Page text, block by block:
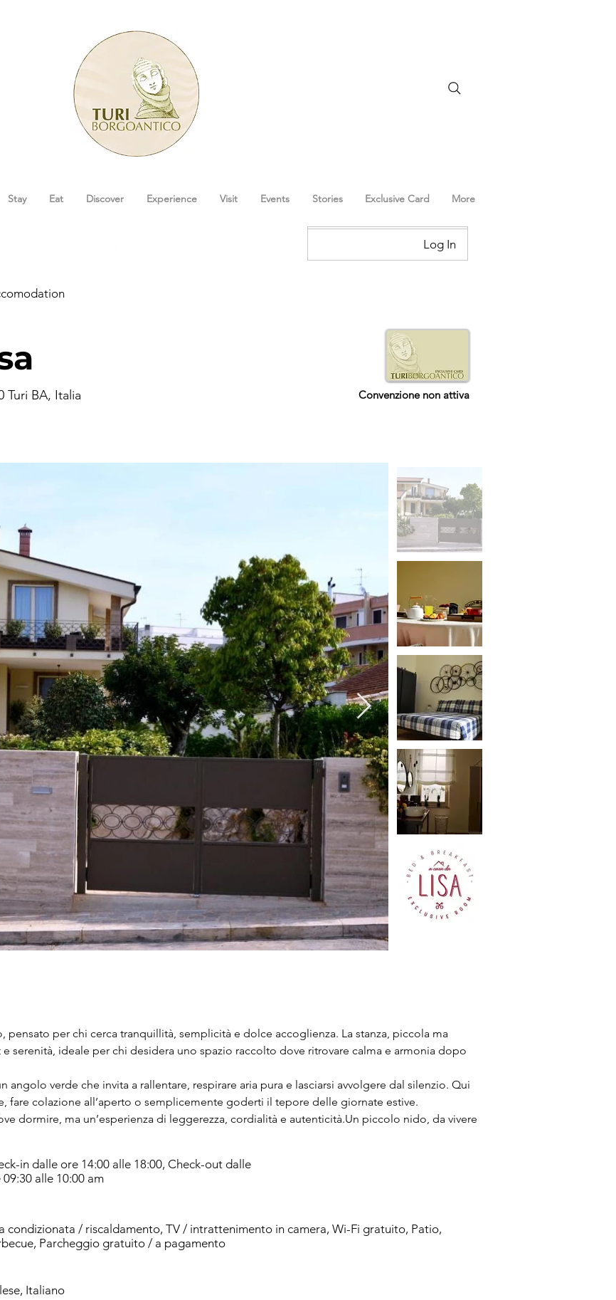
Stay Eat Discover Experience Visit Events Stories Exclusive Card More
Log In
Turi BA, Italia Convenzione non attiva
pensato per chi cerca tranquillità, semplicità e dolce accoglienza. La stanza, piccola ma
serenità, ideale per chi desidera uno spazio raccolto dove ritrovare calma e armonia dopo
angolo verde che invita a rallentare, respirare aria pura e lasciarsi avvolgere dal silenzio. Qui
fare colazione all’aperto o semplicemente goderti il tepore delle giornate estive.
dormire, ma un’esperienza di leggerezza, cordialità e autenticità.Un piccolo nido, da vivere
in dalle ore 14:00 alle 18:00, Check-out dalle
09:30 alle 10:00 am
condizionata / riscaldamento, TV / intrattenimento in camera, Wi-Fi gratuito, Patio,
Parcheggio gratuito / a pagamento
Italiano
Log In